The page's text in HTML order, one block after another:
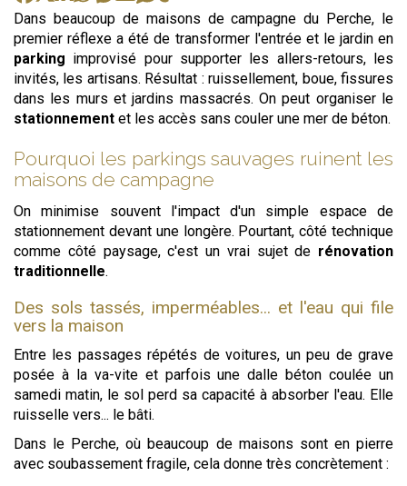
Dans beaucoup de maisons de campagne du Perche, le
premier réflexe a été de transformer l'entrée et le jardin en
parking improvisé pour supporter les allers-retours, les
invités, les artisans. Résultat : ruissellement, boue, fissures
dans les murs et jardins massacrés. On peut organiser le
stationnement et les accès sans couler une mer de béton.
Pourquoi les parkings sauvages ruinent les
maisons de campagne
On minimise souvent l'impact d'un simple espace de
stationnement devant une longère. Pourtant, côté technique
comme côté paysage, c'est un vrai sujet de rénovation
traditionnelle.
Des sols tassés, imperméables... et l'eau qui file
vers la maison
Entre les passages répétés de voitures, un peu de grave
posée à la va-vite et parfois une dalle béton coulée un
samedi matin, le sol perd sa capacité à absorber l'eau. Elle
ruisselle vers... le bâti.
Dans le Perche, où beaucoup de maisons sont en pierre
avec soubassement fragile, cela donne très concrètement :